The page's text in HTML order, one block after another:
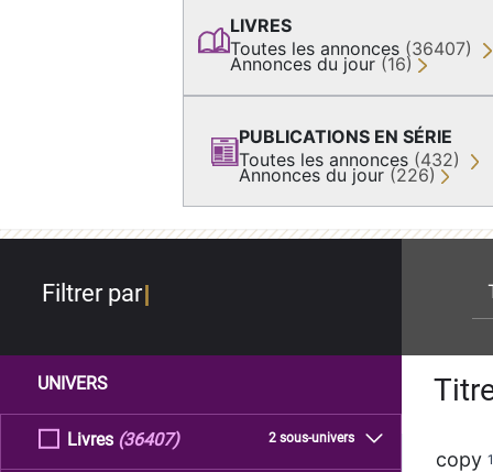
LIVRES
Toutes les annonces (36407)
Annonces du jour (16)
PUBLICATIONS EN SÉRIE
Toutes les annonces (432)
Annonces du jour (226)
Filtrer par
UNIVERS
Livres 2 sous-univers
(36407)
copy